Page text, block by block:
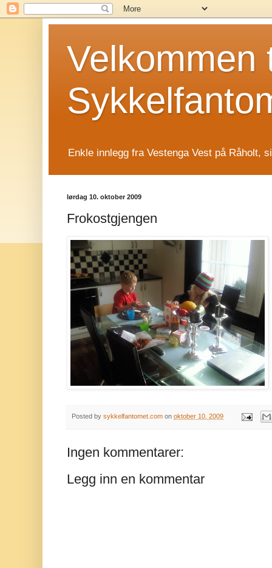
Velkommen
Enkle innlegg fra Vestenga Vest på Råholt,
lørdag 10. oktober 2009
Frokostgjengen
Posted by sykkelfantomet.com on oktober 10, 2009
Ingen kommentarer:
Legg inn en kommentar